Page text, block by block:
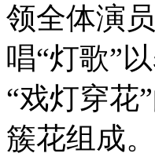
领全体演
唱“灯歌”
“戏灯穿花
簇花组成